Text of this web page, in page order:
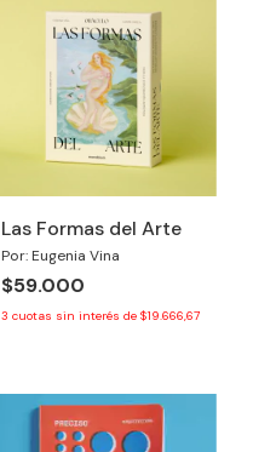
Las Formas del Arte
Por: Eugenia Vina
$59.000
3 cuotas sin interés de $19.666,67